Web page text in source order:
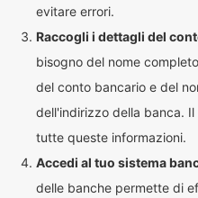
evitare errori.
Raccogli i dettagli del
bisogno del nome
del conto bancario e del
dell'indirizzo della banca.
tutte queste informazioni.
Accedi al tuo sistema
delle banche permette di